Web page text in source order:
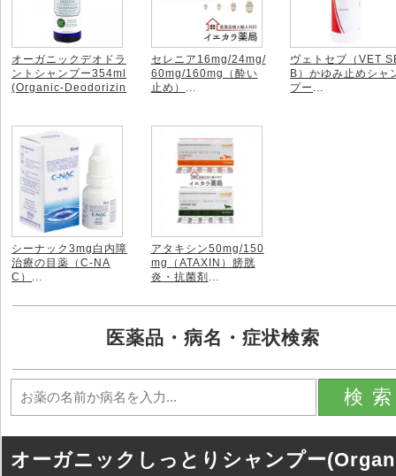
オーガニックデオドラ
ントシャンプー354ml
(Organic-Deodorizin
セレニア16mg/24mg/
60mg/160mg（酔い
止め）
ヴェトセブ（VET
B）かゆみ止めシャ
プー
シーナック3mg白内障
治療の目薬（C-NA
C）
アタキシン50mg/150
mg（ATAXIN）膀胱
炎・抗菌剤
医薬品・病名・症状検索
検
オーガニックしっとりシャンプー